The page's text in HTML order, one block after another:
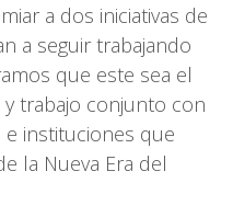
a dos iniciativas de
a seguir trabajando
que este sea el
trabajo conjunto con
e instituciones que
la Nueva Era del